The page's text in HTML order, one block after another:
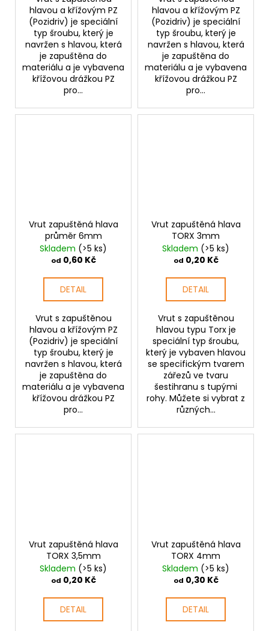
hlavou a křížovým PZ
(Pozidriv) je speciální
typ šroubu, který je
navržen s hlavou, která
je zapuštěna do
materiálu a je vybavena
křížovou drážkou PZ
pro...
hlavou a křížovým PZ
(Pozidriv) je speciální
typ šroubu, který je
navržen s hlavou, která
je zapuštěna do
materiálu a je vybavena
křížovou drážkou PZ
pro...
Vrut zapuštěná hlava
průměr 6mm
Skladem (>5 ks)
od 0,60 Kč
DETAIL
Vrut s zapuštěnou
hlavou a křížovým PZ
(Pozidriv) je speciální
typ šroubu, který je
navržen s hlavou, která
je zapuštěna do
materiálu a je vybavena
křížovou drážkou PZ
pro...
Vrut zapuštěná hlava
TORX 3mm
Skladem (>5 ks)
od 0,20 Kč
DETAIL
Vrut s zapuštěnou
hlavou typu Torx je
speciální typ šroubu,
který je vybaven hlavou
se specifickým tvarem
zářezů ve tvaru
šestihranu s tupými
rohy. Můžete si vybrat z
různých...
Vrut zapuštěná hlava
TORX 3,5mm
Skladem (>5 ks)
od 0,20 Kč
DETAIL
Vrut zapuštěná hlava
TORX 4mm
Skladem (>5 ks)
od 0,30 Kč
DETAIL